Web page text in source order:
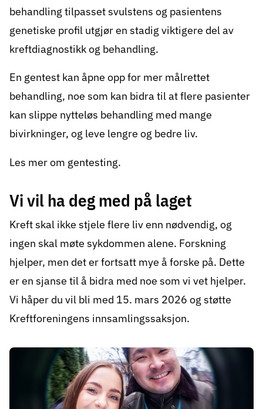
behandling tilpasset svulstens og pasientens
genetiske profil utgjør en stadig viktigere del av
kreftdiagnostikk og behandling.
En gentest kan åpne opp for mer målrettet
behandling, noe som kan bidra til at flere pasienter
kan slippe nytteløs behandling med mange
bivirkninger, og leve lengre og bedre liv.
Les mer om gentesting.
Vi vil ha deg med på laget
Kreft skal ikke stjele flere liv enn nødvendig, og
ingen skal møte sykdommen alene. Forskning
hjelper, men det er fortsatt mye å forske på. Dette
er en sjanse til å bidra med noe som vi vet hjelper.
Vi håper du vil bli med 15. mars 2026 og støtte
Kreftforeningens innsamlingssaksjon.